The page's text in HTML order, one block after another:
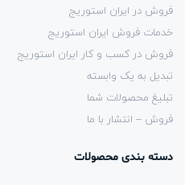
فروش در ایران استوریج
خدمات فروش ایران استوریج
فروش در کسب و کار ایران استوریج
تبدیل به یک وابسته
تبلیغ محصولات شما
فروش – انتشار با ما
دسته بندی محصولات